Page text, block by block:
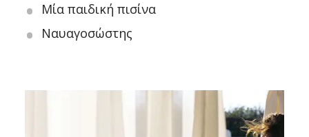
Μία παιδική πισίνα
Ναυαγοσώστης